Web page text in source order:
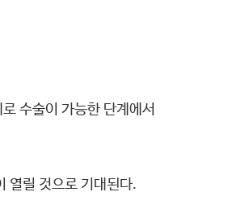
수술이 가능한 단계에서
열릴 것으로 기대된다.